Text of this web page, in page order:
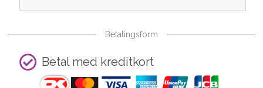
Betalingsform
Betal med kreditkort